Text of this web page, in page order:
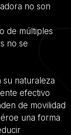
no son
de múltiples
no se
su naturaleza
efectivo
de movilidad
una forma